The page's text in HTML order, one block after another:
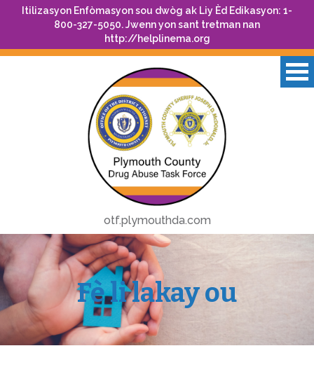
Itilizasyon Enfòmasyon sou dwòg ak Liy Èd Edikasyon: 1-
800-327-5050. Jwenn yon sant tretman nan
http://helplinema.org
otf.plymouthda.com
Fè li lakay ou